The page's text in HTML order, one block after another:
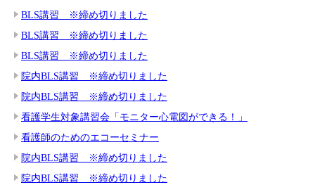
BLS講習 ※締め切りました
BLS講習 ※締め切りました
BLS講習 ※締め切りました
院内BLS講習 ※締め切りました
院内BLS講習 ※締め切りました
看護学生対象講習会「モニター心電図ができる！」
看護師のためのエコーセミナー
院内BLS講習 ※締め切りました
院内BLS講習 ※締め切りました